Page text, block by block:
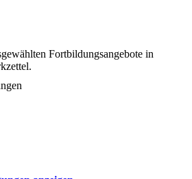
Fortbildungsangebote in